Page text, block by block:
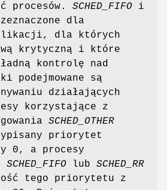
procesów. SCHED_FIFO i
dla
dla których
krytyczną i które
kontrolę nad
podejmowane są
działających
korzystające z
SCHED_OTHER
priorytet
0, a procesy
SCHED_FIFO lub SCHED_RR
tego priorytetu z